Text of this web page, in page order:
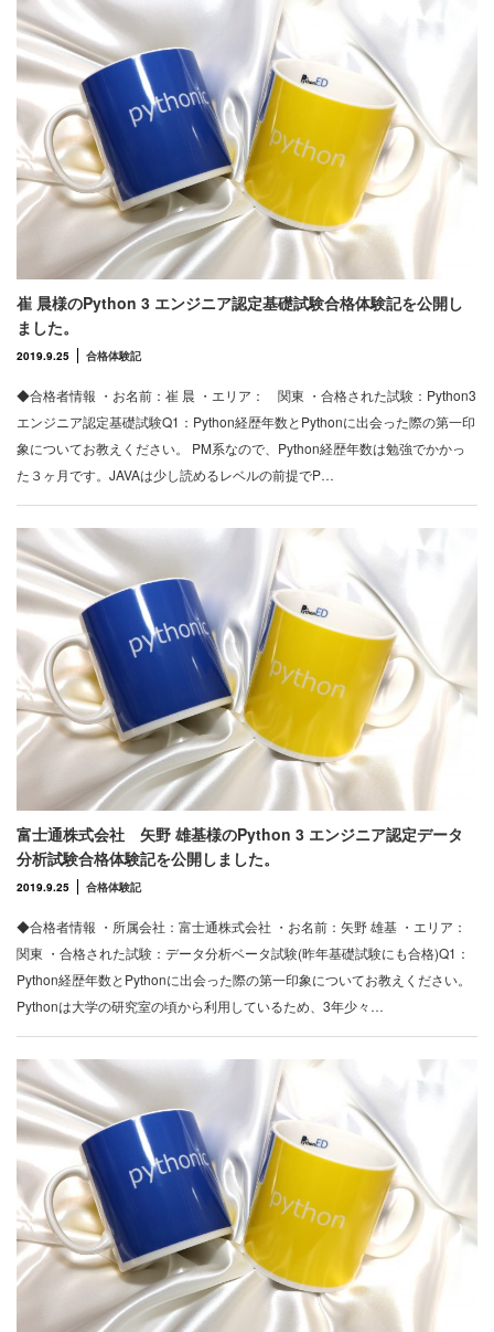
崔 晨様のPython 3 エンジニア認定基礎試験合格体験記を公開し
ました。
2019.9.25 合格体験記
◆合格者情報 ・お名前：崔 晨 ・エリア： 関東 ・合格された試験：Python3
エンジニア認定基礎試験Q1：Python経歴年数とPythonに出会った際の第一印
象についてお教えください。 PM系なので、Python経歴年数は勉強でかかっ
た３ヶ月です。JAVAは少し読めるレベルの前提でP…
富士通株式会社 矢野 雄基様のPython 3 エンジニア認定データ
分析試験合格体験記を公開しました。
2019.9.25 合格体験記
◆合格者情報 ・所属会社：富士通株式会社 ・お名前：矢野 雄基 ・エリア：
関東 ・合格された試験：データ分析ベータ試験(昨年基礎試験にも合格)Q1：
Python経歴年数とPythonに出会った際の第一印象についてお教えください。
Pythonは大学の研究室の頃から利用しているため、3年少々…